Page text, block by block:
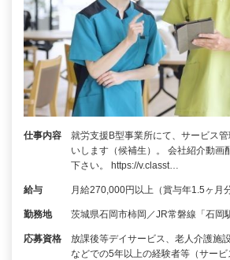
仕事内容
就労支援B型事業所にて、サービス
いします（候補生）。 会社紹介動画
下さい。 https://v.classt…
給与 月給270,000円以上（賞与年1.5ヶ月分
勤務地 茨城県石岡市柿岡／JR常磐線「石岡
応募資格
放課後等デイサービス、老人介護施
などでの5年以上の経験者等（サー